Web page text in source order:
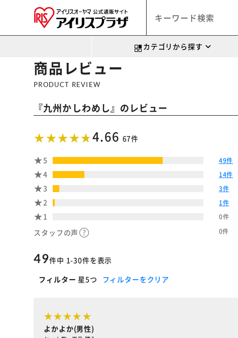
カテゴリから探す
商品レビュー
PRODUCT REVIEW
『九州かしわめし』のレビュー
4.66 67件
5 49件
4 14件
3 3件
2 1件
1 0件
スタッフの声 0件
49件中 1-30件を表示
フィルター 星5つ フィルターをクリア
よかよか(男性)